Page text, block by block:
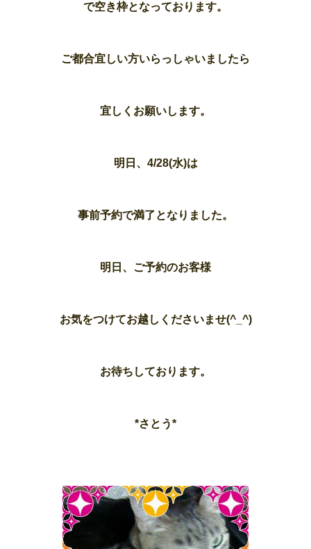
で空き枠となっております。
ご都合宜しい方いらっしゃいましたら
宜しくお願いします。
明日、4/28(水)は
事前予約で満了となりました。
明日、ご予約のお客様
お気をつけてお越しくださいませ(^_^)
お待ちしております。
*さとう*